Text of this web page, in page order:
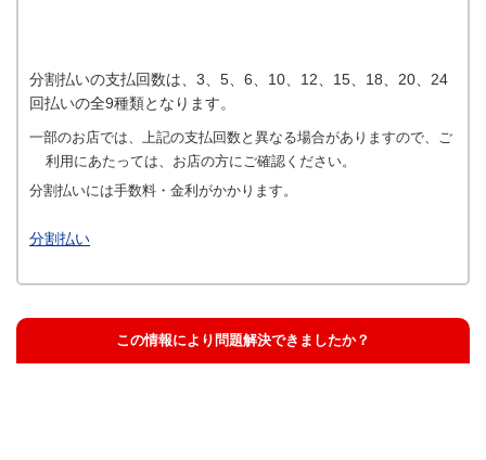
分割払いの支払回数は、3、5、6、10、12、15、18、20、24
回払いの全9種類となります。
一部のお店では、上記の支払回数と異なる場合がありますので、ご
利用にあたっては、お店の方にご確認ください。
分割払いには手数料・金利がかかります。
分割払い
この情報により問題解決できましたか？